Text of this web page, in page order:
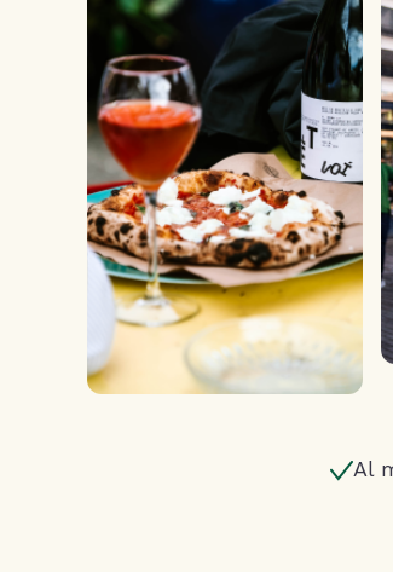
Al